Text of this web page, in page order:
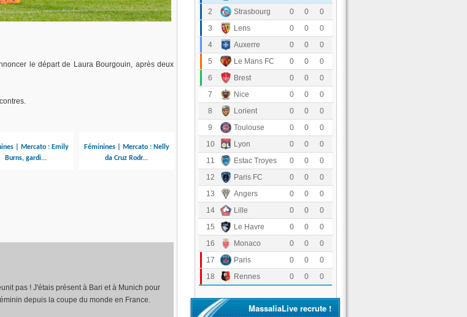
le départ de Laura Bourgouin, après deux
| Mercato : Emily
Burns, gardi...
Féminines | Mercato : Nelly
da Cruz Rodr...
pas ! J'étais présent à Bari et à Munich pour
depuis la coupe du monde en France.
2
RC Strasbourg Alsace
0 0
0
3
RC Lens 0 0
0
4
AJ Auxerre 0 0
0
5
Le Mans FC 0 0
0
6
Stade Brestois 290 0
0
7
OGC Nice 0 0
0
8
FC Lorient 0 0
0
9
Toulouse FC 0 0
0
10
Olympique Lyonnais
0 0
0
11
Estac Troyes 0 0
0
12
Paris FC 0 0
0
13
Angers SCO 0 0
0
14
LOSC Lille 0 0
0
15
Havre Athletic Club
0 0
0
16
AS Monaco 0 0
0
17
Paris Saint-Germain
0 0
0
18
Stade Rennais FC
0 0 0
MassaliaLive recrute !